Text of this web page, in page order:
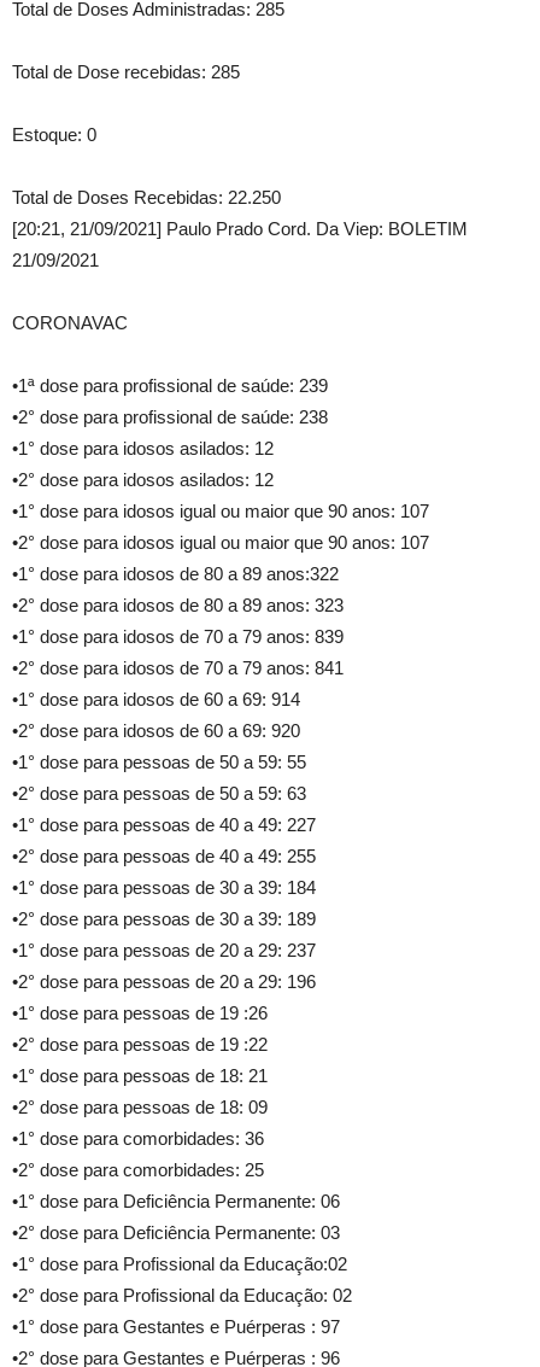
Total de Doses Administradas: 285
Total de Dose recebidas: 285
Estoque: 0
Total de Doses Recebidas: 22.250
[20:21, 21/09/2021] Paulo Prado Cord. Da Viep: BOLETIM
21/09/2021
CORONAVAC
•1ª dose para profissional de saúde: 239
•2° dose para profissional de saúde: 238
•1° dose para idosos asilados: 12
•2° dose para idosos asilados: 12
•1° dose para idosos igual ou maior que 90 anos: 107
•2° dose para idosos igual ou maior que 90 anos: 107
•1° dose para idosos de 80 a 89 anos:322
•2° dose para idosos de 80 a 89 anos: 323
•1° dose para idosos de 70 a 79 anos: 839
•2° dose para idosos de 70 a 79 anos: 841
•1° dose para idosos de 60 a 69: 914
•2° dose para idosos de 60 a 69: 920
•1° dose para pessoas de 50 a 59: 55
•2° dose para pessoas de 50 a 59: 63
•1° dose para pessoas de 40 a 49: 227
•2° dose para pessoas de 40 a 49: 255
•1° dose para pessoas de 30 a 39: 184
•2° dose para pessoas de 30 a 39: 189
•1° dose para pessoas de 20 a 29: 237
•2° dose para pessoas de 20 a 29: 196
•1° dose para pessoas de 19 :26
•2° dose para pessoas de 19 :22
•1° dose para pessoas de 18: 21
•2° dose para pessoas de 18: 09
•1° dose para comorbidades: 36
•2° dose para comorbidades: 25
•1° dose para Deficiência Permanente: 06
•2° dose para Deficiência Permanente: 03
•1° dose para Profissional da Educação:02
•2° dose para Profissional da Educação: 02
•1° dose para Gestantes e Puérperas : 97
•2° dose para Gestantes e Puérperas : 96